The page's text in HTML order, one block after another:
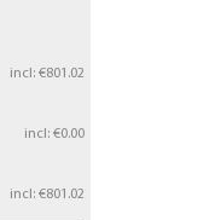
incl: €801.02
incl: €0.00
incl: €801.02